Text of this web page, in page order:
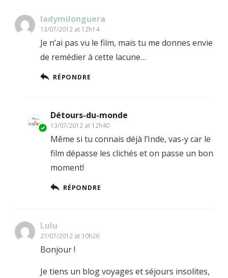
ladymilonguera
13/07/2012 at 12h14
Je n’ai pas vu le film, mais tu me donnes envie
de remédier à cette lacune…
RÉPONDRE
Détours-du-monde
13/07/2012 at 12h40
Même si tu connais déjà l’Inde, vas-y car le
film dépasse les clichés et on passe un bon
moment!
RÉPONDRE
Lulu
27/07/2012 at 10h26
Bonjour !
Je tiens un blog voyages et séjours insolites,